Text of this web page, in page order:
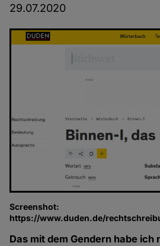
29.07.2020
Screenshot:
https://www.duden.de/
Das mit dem Gendern habe ich